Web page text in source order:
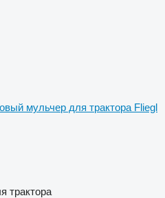
мульчер для трактора Fliegl
трактора